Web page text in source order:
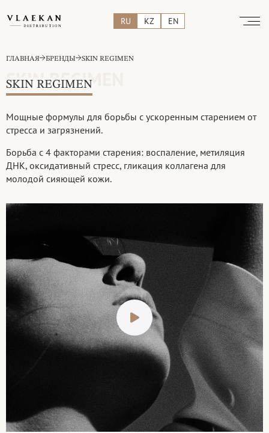
RU KZ EN
ГЛАВНАЯ БРЕНДЫ SKIN REGIMEN
SKIN REGIMEN
SKIN REGIMEN
Мощные формулы для борьбы с ускоренным старением от
стресса и загрязнений.
Борьба с 4 факторами старения: воспаление, метиляция
ДНК, оксидативный стресс, гликация коллагена для
молодой сияющей кожи.